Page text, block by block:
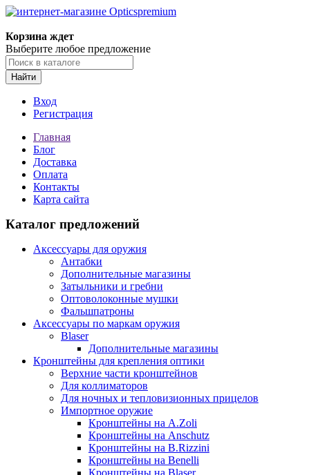
Корзина ждет
Выберите любое предложение
Найти
Вход
Регистрация
Главная
Блог
Доставка
Оплата
Контакты
Карта сайта
Каталог предложений
Аксессуары для оружия
Антабки
Дополнительные магазины
Затыльники и гребни
Оптоволоконные мушки
Фальшпатроны
Аксессуары по маркам оружия
Blaser
Дополнительные магазины
Кронштейны для крепления оптики
Верхние части кронштейнов
Для коллиматоров
Для ночных и тепловизионных прицелов
Импортное оружие
Кронштейны на A.Zoli
Кронштейны на Anschutz
Кронштейны на B.Rizzini
Кронштейны на Benelli
Кронштейны на Blaser